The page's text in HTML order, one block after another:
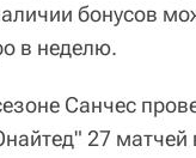
бонусов
в неделю.
Санчес
27 матчей